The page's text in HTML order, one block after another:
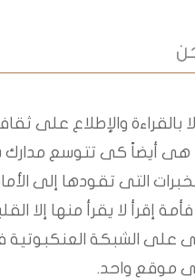
بالقراءة والإطلاع على
هى أيضاً كى تتوسع
التى تقودها إلى
إقرأ لا يقرأ منها إلا
على الشبكة
موقع واحد.